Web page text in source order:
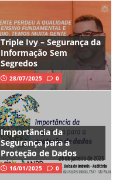
Triple Ivy – Segurança da
Informação Sem
Segredos
28/07/2025 0
Importância da
Segurança para a
Proteção de Dados
16/01/2025 0